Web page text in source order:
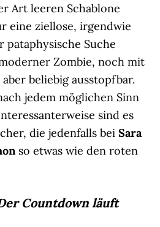
Art leeren Schablone
eine ziellose, irgendwie
Suche
Zombie, noch mit
beliebig ausstopfbar.
jedem möglichen Sinn
sind es
die jedenfalls beiSara
so etwas wie den roten
Countdown läuft